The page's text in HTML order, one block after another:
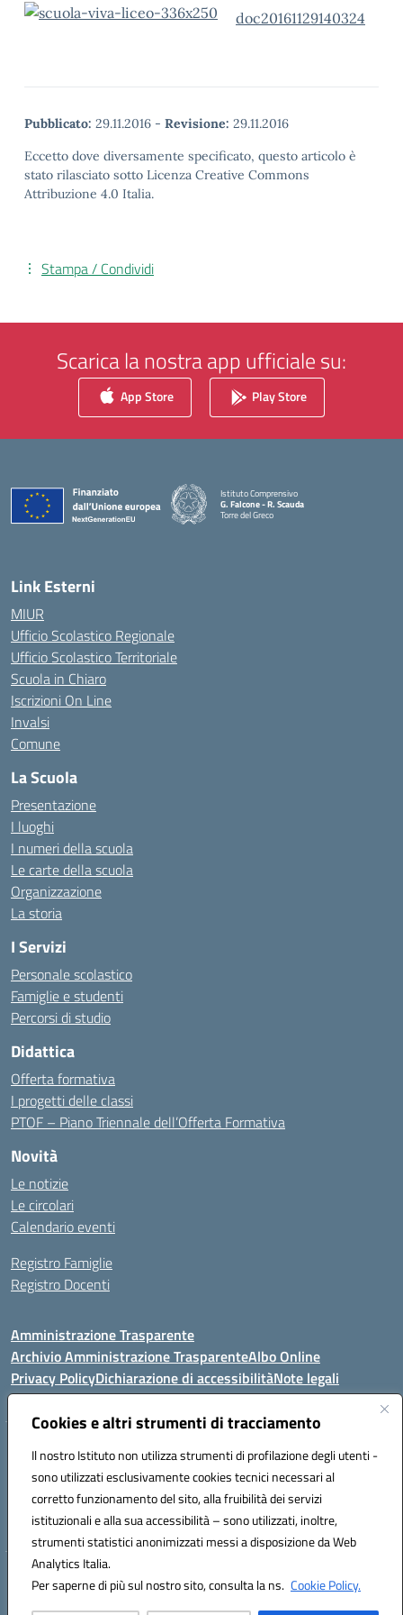
Cookies e altri strumenti di tracciamento
Il nostro Istituto non utilizza strumenti di profilazione degli utenti -
sono utilizzati esclusivamente cookies tecnici necessari al
corretto funzionamento del sito, alla fruibilità dei servizi
istituzionali e alla sua accessibilità – sono utilizzati, inoltre,
strumenti statistici anonimizzati messi a disposizione da Web
Analytics Italia.
Per saperne di più sul nostro sito, consulta la ns. Cookie Policy.
doc20161129140324
Pubblicato: 29.11.2016 - Revisione: 29.11.2016
Eccetto dove diversamente specificato, questo articolo è
stato rilasciato sotto Licenza Creative Commons
Attribuzione 4.0 Italia.
Stampa / Condividi
Scarica la nostra app ufficiale su:
App Store Play Store
Istituto Comprensivo
G. Falcone - R. Scauda
Torre del Greco
Link Esterni
MIUR
Ufficio Scolastico Regionale
Ufficio Scolastico Territoriale
Scuola in Chiaro
Iscrizioni On Line
Invalsi
Comune
La Scuola
Presentazione
I luoghi
I numeri della scuola
Le carte della scuola
Organizzazione
La storia
I Servizi
Personale scolastico
Famiglie e studenti
Percorsi di studio
Didattica
Offerta formativa
I progetti delle classi
PTOF – Piano Triennale dell’Offerta Formativa
Novità
Le notizie
Le circolari
Calendario eventi
Registro Famiglie
Registro Docenti
Amministrazione Trasparente
Archivio Amministrazione TrasparenteAlbo Online
Privacy PolicyDichiarazione di accessibilitàNote legali
Istituto Comprensivo Statale
Via Cupa Campanariello, 5 - 80059, Torre del Greco (NA)
Tel. +39 0818834377 - Fax +39 0818834377 - Cod.Fisc. 95170530638
Email: naic8df00a@istruzione.it - PEC: naic8df00a@pec.istruzione.it
Hosting & Powered by 3D Solution S.r.l.
Concept & Design by Designers Italia